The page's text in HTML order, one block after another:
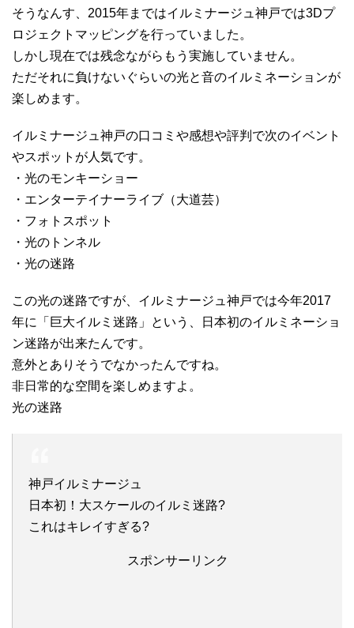
そうなんす、2015年まではイルミナージュ神戸では3Dプ
ロジェクトマッピングを行っていました。
しかし現在では残念ながらもう実施していません。
ただそれに負けないぐらいの光と音のイルミネーションが
楽しめます。
イルミナージュ神戸の口コミや感想や評判で次のイベント
やスポットが人気です。
・光のモンキーショー
・エンターテイナーライブ（大道芸）
・フォトスポット
・光のトンネル
・光の迷路
この光の迷路ですが、イルミナージュ神戸では今年2017
年に「巨大イルミ迷路」という、日本初のイルミネーショ
ン迷路が出来たんです。
意外とありそうでなかったんですね。
非日常的な空間を楽しめますよ。
光の迷路
神戸イルミナージュ
日本初！大スケールのイルミ迷路?
これはキレイすぎる?
スポンサーリンク